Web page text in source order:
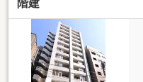
階建